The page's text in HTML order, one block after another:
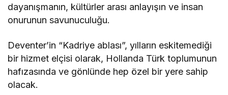
dayanışmanın, kültürler arası anlayışın ve insan
onurunun savunuculuğu.
Deventer’in “Kadriye ablası”, yılların eskitemediği
bir hizmet elçisi olarak, Hollanda Türk toplumunun
hafızasında ve gönlünde hep özel bir yere sahip
olacak.